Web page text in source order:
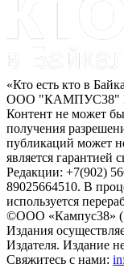
«Кто есть кто в
ООО "КАМПУС38"
Контент не может
получения
публикаций может
является гарантией
Редакции: +7(902)
89025664510. В
используется
©ООО «Кампус38»
Издания
Издателя. Издание
Свяжитесь с нами: